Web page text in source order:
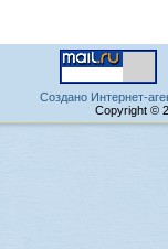
Создано Интернет-
Copyright ©